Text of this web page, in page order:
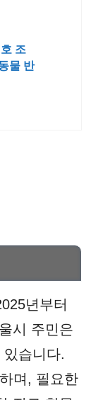
조
물 반
년부터
시 주민은
습니다.
며, 필요한